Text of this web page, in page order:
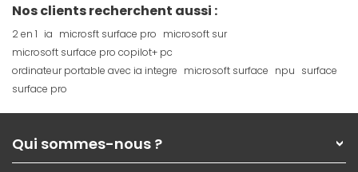
Nos clients recherchent aussi :
2 en 1 ia microsft surface pro microsoft sur
microsoft surface pro copilot+ pc
ordinateur portable avec ia integre microsoft surface npu surface
surface pro
Qui sommes-nous ?